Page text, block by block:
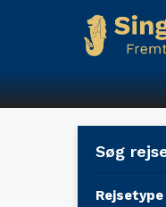
Søg
Rejsetype